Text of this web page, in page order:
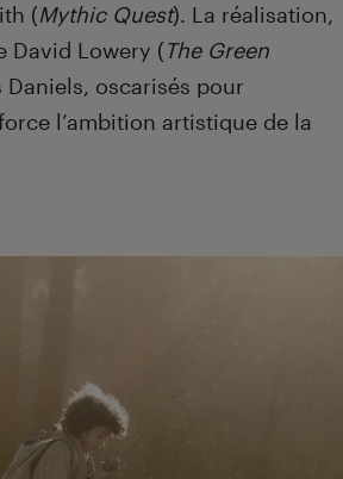
(Mythic Quest). La réalisation,
David Lowery (The Green
Daniels, oscarisés pour
l’ambition artistique de la